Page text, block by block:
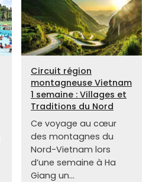
Circuit région
montagneuse Vietnam
1 semaine : Villages et
Traditions du Nord
Ce voyage au cœur
des montagnes du
Nord-Vietnam lors
d’une semaine à Ha
Giang un...